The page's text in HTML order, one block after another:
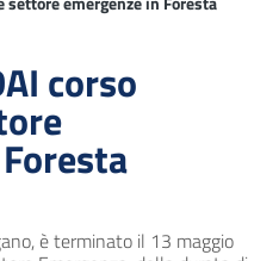
corso
è terminato il 13 maggio